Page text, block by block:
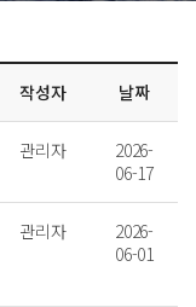
작성자 날짜
관리자
2026-
06-17
관리자
2026-
06-01